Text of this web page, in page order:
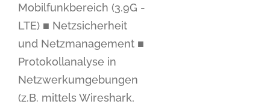
Mobilfunkbereich (3.9G -
LTE) ■ Netzsicherheit
und Netzmanagement ■
Protokollanalyse in
Netzwerkumgebungen
(z.B. mittels Wireshark,